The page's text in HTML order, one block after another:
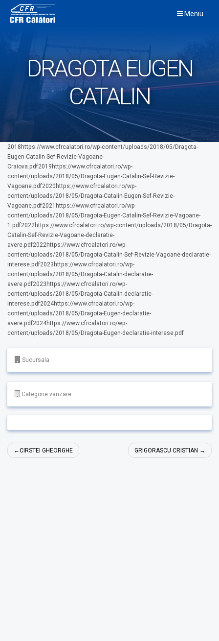
content
Meniu
DRAGOTA EUGEN
CATALIN
2018https://www.cfrcalatori.ro/wp-content/uploads/2018/05/Dragota-
Eugen-Catalin-Sef-Revizie-Vagoane-
Craiova.pdf2019https://www.cfrcalatori.ro/wp-
content/uploads/2018/05/Dragota-Eugen-Catalin-Sef-Revizie-
Vagoane.pdf2020https://www.cfrcalatori.ro/wp-
content/uploads/2018/05/Dragota-Catalin-Eugen-Sef-Revizie-
Vagoane.pdf2021https://www.cfrcalatori.ro/wp-
content/uploads/2018/05/Dragota-Eugen-Catalin-Sef-Revizie-Vagoane-
1.pdf2022https://www.cfrcalatori.ro/wp-content/uploads/2018/05/Dragota-
Catalin-Sef-Revizie-Vagoane-declaratie-
avere.pdf2022https://www.cfrcalatori.ro/wp-
content/uploads/2018/05/Dragota-Catalin-Sef-Revizie-Vagoane-declaratie-
interese.pdf2023https://www.cfrcalatori.ro/wp-
content/uploads/2018/05/Dragota-Catalin-declaratie-
avere.pdf2023https://www.cfrcalatori.ro/wp-
content/uploads/2018/05/Dragota-Catalin-declaratie-
interese.pdf2024https://www.cfrcalatori.ro/wp-
content/uploads/2018/05/Dragota-Eugen-declaratie-
avere.pdf2024https://www.cfrcalatori.ro/wp-
content/uploads/2018/05/Dragota-Eugen-declaratie-interese.pdf
Sucursala
Categorie vanzare
Navigare
în
CIRSTEI GHEORGHE GRIGORASCU CRISTIAN